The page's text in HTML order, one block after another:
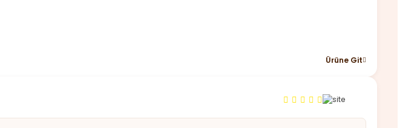
Ürüne Git